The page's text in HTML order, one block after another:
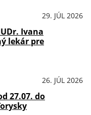
29. JÚL 2026
Ivana
lekár pre
26. JÚL 2026
27.07. do